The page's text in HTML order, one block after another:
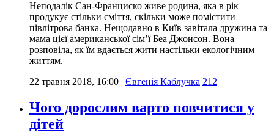
Неподалік Сан-Франциско живе родина, яка в рік
продукує стільки сміття, скільки може помістити
півлітрова банка. Нещодавно в Київ завітала дружина та
мама цієї американської сім’ї Беа Джонсон. Вона
розповіла, як їм вдається жити настільки екологічним
життям.
22 травня 2018, 16:00 | Євгенія Каблучка 212
Чого дорослим варто повчитися у
дітей